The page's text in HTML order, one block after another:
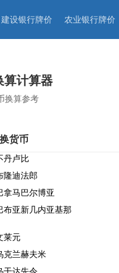
建设银行牌价 农业银行牌价
算计算器
换算参考
货币